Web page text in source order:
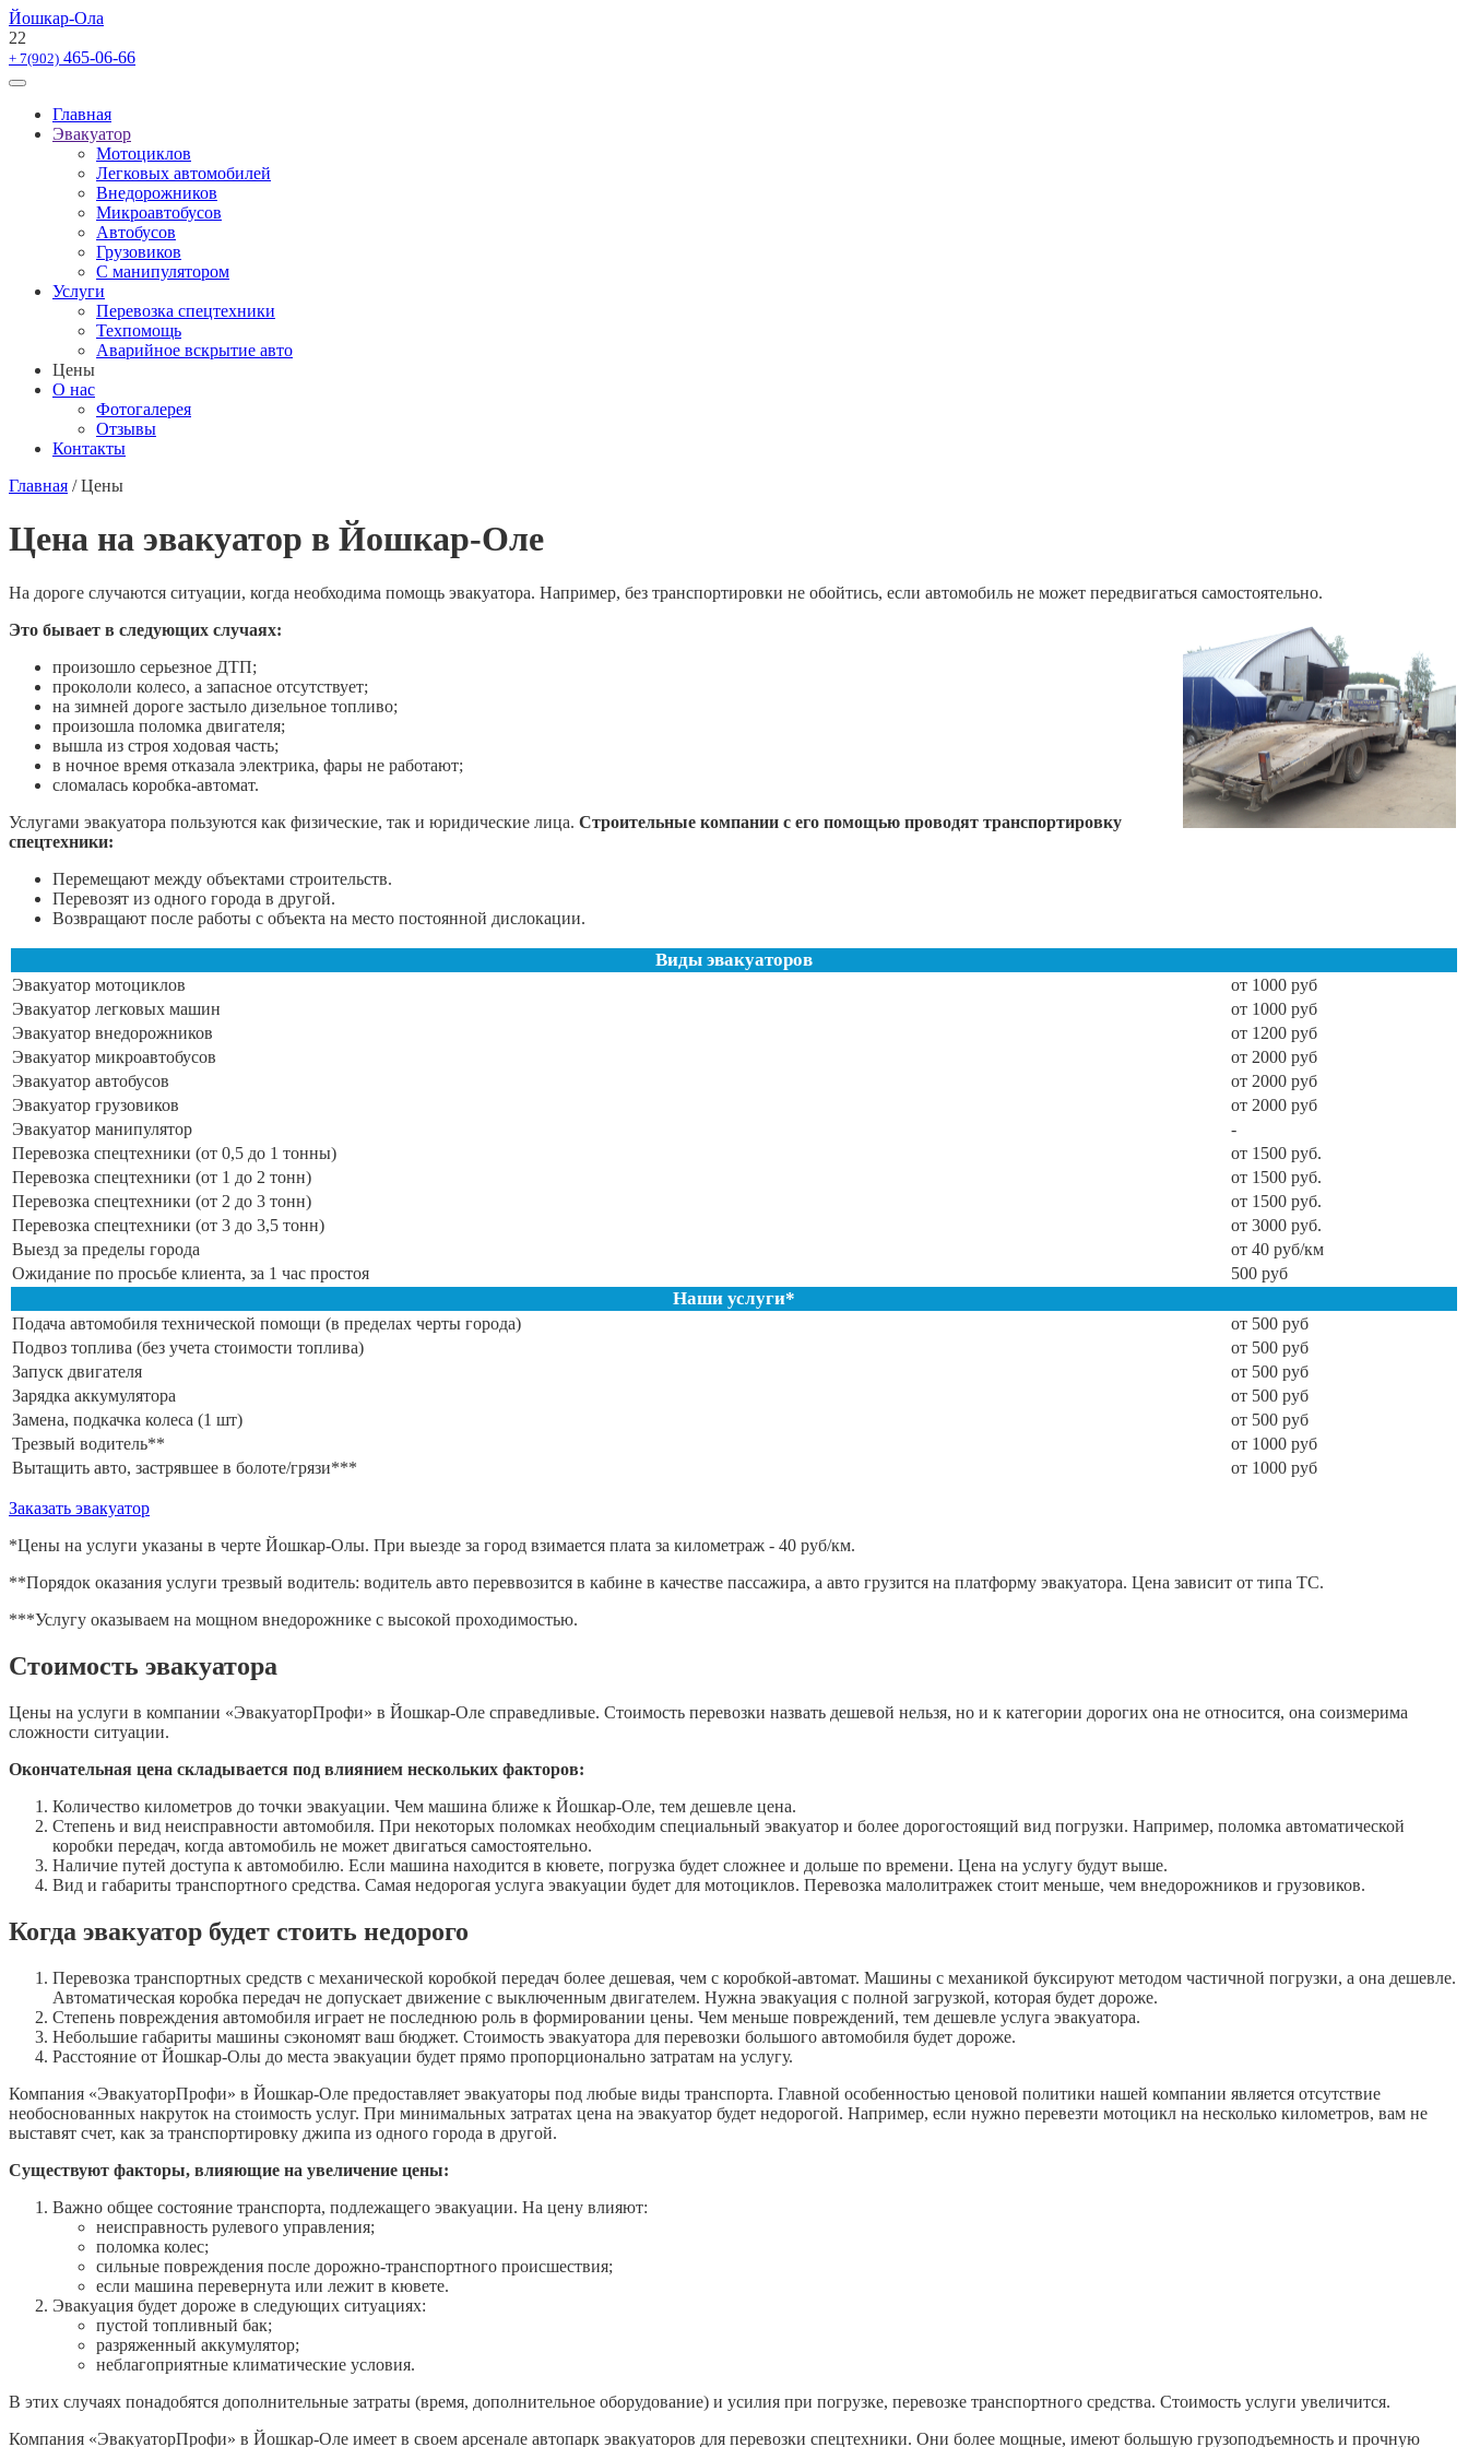
Йошкар-Ола
22
+ 7(902) 465-06-66
Главная
Эвакуатор
Мотоциклов
Легковых автомобилей
Внедорожников
Микроавтобусов
Автобусов
Грузовиков
С манипулятором
Услуги
Перевозка спецтехники
Техпомощь
Аварийное вскрытие авто
Цены
О нас
Фотогалерея
Отзывы
Контакты
Главная /Цены
Цена на эвакуатор в Йошкар-Оле
На дороге случаются ситуации, когда необходима помощь эвакуатора. Например, без транспортировки не обойтись, если автомобиль не может передвигаться самостоятельно.
Это бывает в следующих случаях:
произошло серьезное ДТП;
прокололи колесо, а запасное отсутствует;
на зимней дороге застыло дизельное топливо;
произошла поломка двигателя;
вышла из строя ходовая часть;
в ночное время отказала электрика, фары не работают;
сломалась коробка-автомат.
Услугами эвакуатора пользуются как физические, так и юридические лица. Строительные компании с его помощью проводят транспортировку
спецтехники:
Перемещают между объектами строительств.
Перевозят из одного города в другой.
Возвращают после работы с объекта на место постоянной дислокации.
Виды эвакуаторов
Эвакуатор мотоциклов
от 1000 руб
Эвакуатор легковых машин
от 1000 руб
Эвакуатор внедорожников
от 1200 руб
Эвакуатор микроавтобусов
от 2000 руб
Эвакуатор автобусов
от 2000 руб
Эвакуатор грузовиков
от 2000 руб
Эвакуатор манипулятор
-
Перевозка спецтехники (от 0,5 до 1 тонны)
от 1500 руб.
Перевозка спецтехники (от 1 до 2 тонн)
от 1500 руб.
Перевозка спецтехники (от 2 до 3 тонн)
от 1500 руб.
Перевозка спецтехники (от 3 до 3,5 тонн)
от 3000 руб.
Выезд за пределы города
от 40 руб/км
Ожидание по просьбе клиента, за 1 час простоя
500 руб
Наши услуги*
Подача автомобиля технической помощи (в пределах черты города)
от 500 руб
Подвоз топлива (без учета стоимости топлива)
от 500 руб
Запуск двигателя
от 500 руб
Зарядка аккумулятора
от 500 руб
Замена, подкачка колеса (1 шт)
от 500 руб
Трезвый водитель**
от 1000 руб
Вытащить авто, застрявшее в болоте/грязи***
от 1000 руб
Заказать эвакуатор
*Цены на услуги указаны в черте Йошкар-Олы. При выезде за город взимается плата за километраж - 40 руб/км.
**Порядок оказания услуги трезвый водитель: водитель авто переввозится в кабине в качестве пассажира, а авто грузится на платформу эвакуатора. Цена зависит от типа ТС.
***Услугу оказываем на мощном внедорожнике с высокой проходимостью.
Стоимость эвакуатора
Цены на услуги в компании «ЭвакуаторПрофи» в Йошкар-Оле справедливые. Стоимость перевозки назвать дешевой нельзя, но и к категории дорогих она не относится, она соизмерима
сложности ситуации.
Окончательная цена складывается под влиянием нескольких факторов:
Количество километров до точки эвакуации. Чем машина ближе к Йошкар-Оле, тем дешевле цена.
Степень и вид неисправности автомобиля. При некоторых поломках необходим специальный эвакуатор и более дорогостоящий вид погрузки. Например, поломка автоматической
коробки передач, когда автомобиль не может двигаться самостоятельно.
Наличие путей доступа к автомобилю. Если машина находится в кювете, погрузка будет сложнее и дольше по времени. Цена на услугу будут выше.
Вид и габариты транспортного средства. Самая недорогая услуга эвакуации будет для мотоциклов. Перевозка малолитражек стоит меньше, чем внедорожников и грузовиков.
Когда эвакуатор будет стоить недорого
Перевозка транспортных средств с механической коробкой передач более дешевая, чем с коробкой-автомат. Машины с механикой буксируют методом частичной погрузки, а она дешевле.
Автоматическая коробка передач не допускает движение с выключенным двигателем. Нужна эвакуация с полной загрузкой, которая будет дороже.
Степень повреждения автомобиля играет не последнюю роль в формировании цены. Чем меньше повреждений, тем дешевле услуга эвакуатора.
Небольшие габариты машины сэкономят ваш бюджет. Стоимость эвакуатора для перевозки большого автомобиля будет дороже.
Расстояние от Йошкар-Олы до места эвакуации будет прямо пропорционально затратам на услугу.
Компания «ЭвакуаторПрофи» в Йошкар-Оле предоставляет эвакуаторы под любые виды транспорта. Главной особенностью ценовой политики нашей компании является отсутствие
необоснованных накруток на стоимость услуг. При минимальных затратах цена на эвакуатор будет недорогой. Например, если нужно перевезти мотоцикл на несколько километров, вам не
выставят счет, как за транспортировку джипа из одного города в другой.
Существуют факторы, влияющие на увеличение цены:
Важно общее состояние транспорта, подлежащего эвакуации. На цену влияют:
неисправность рулевого управления;
поломка колес;
сильные повреждения после дорожно-транспортного происшествия;
если машина перевернута или лежит в кювете.
Эвакуация будет дороже в следующих ситуациях:
пустой топливный бак;
разряженный аккумулятор;
неблагоприятные климатические условия.
В этих случаях понадобятся дополнительные затраты (время, дополнительное оборудование) и усилия при погрузке, перевозке транспортного средства. Стоимость услуги увеличится.
Компания «ЭвакуаторПрофи» в Йошкар-Оле имеет в своем арсенале автопарк эвакуаторов для перевозки спецтехники. Они более мощные, имеют большую грузоподъемность и прочную